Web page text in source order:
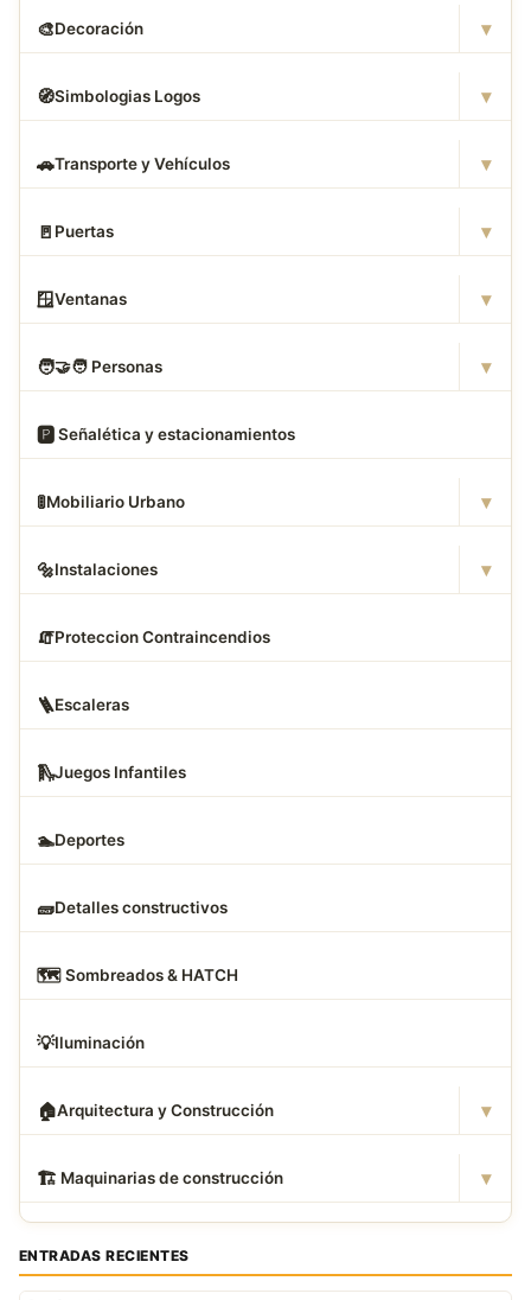
🎨Decoración ▾
🧭Simbologias Logos ▾
🚗Transporte y Vehículos ▾
🚪 Puertas ▾
🪟Ventanas ▾
🧑‍🤝‍🧑 Personas ▾
🅿️ Señalética y estacionamientos
🚦Mobiliario Urbano ▾
🔩Instalaciones ▾
🧯Proteccion Contraincendios
🪜Escaleras
🛝Juegos Infantiles
🏊Deportes
🧱Detalles constructivos
🗺️ Sombreados & HATCH
💡Iluminación
🏠Arquitectura y Construcción ▾
🏗 ️ Maquinarias de construcción ▾
ENTRADAS RECIENTES